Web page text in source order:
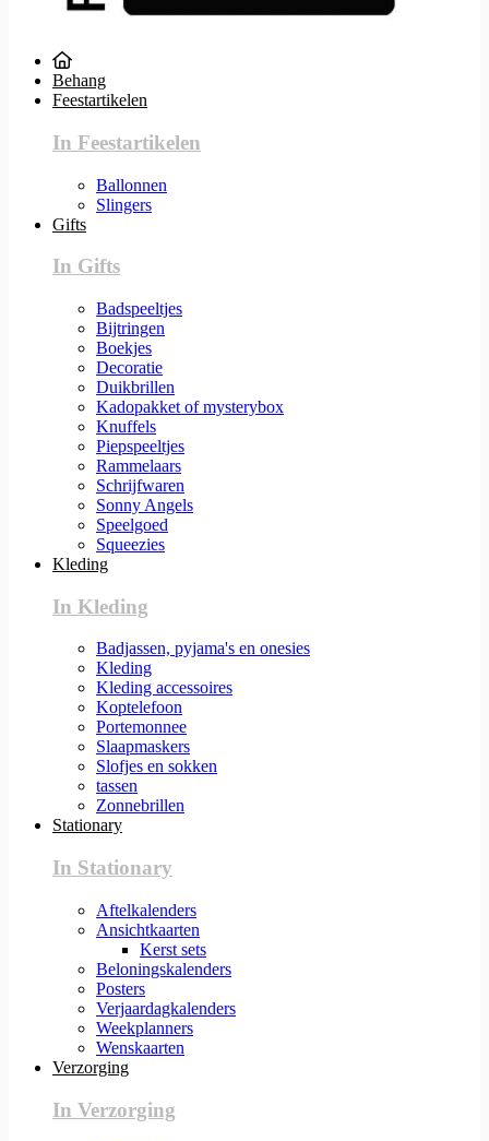
Behang
Feestartikelen
In Feestartikelen
Ballonnen
Slingers
Gifts
In Gifts
Badspeeltjes
Bijtringen
Boekjes
Decoratie
Duikbrillen
Kadopakket of mysterybox
Knuffels
Piepspeeltjes
Rammelaars
Schrijfwaren
Sonny Angels
Speelgoed
Squeezies
Kleding
In Kleding
Badjassen, pyjama's en onesies
Kleding
Kleding accessoires
Koptelefoon
Portemonnee
Slaapmaskers
Slofjes en sokken
tassen
Zonnebrillen
Stationary
In Stationary
Aftelkalenders
Ansichtkaarten
Kerst sets
Beloningskalenders
Posters
Verjaardagkalenders
Weekplanners
Wenskaarten
Verzorging
In Verzorging